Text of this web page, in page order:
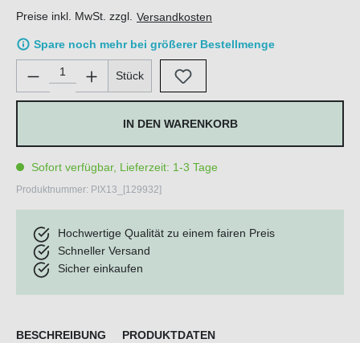
Preise inkl. MwSt. zzgl. Versandkosten
Spare noch mehr bei größerer Bestellmenge
Produkt Anzahl: Gib den gewünschten Wert ein oder
Stück
IN DEN WARENKORB
Sofort verfügbar, Lieferzeit: 1-3 Tage
Produktnummer: PIX13_[129932]
Hochwertige Qualität zu einem fairen Preis
Schneller Versand
Sicher einkaufen
BESCHREIBUNG PRODUKTDATEN